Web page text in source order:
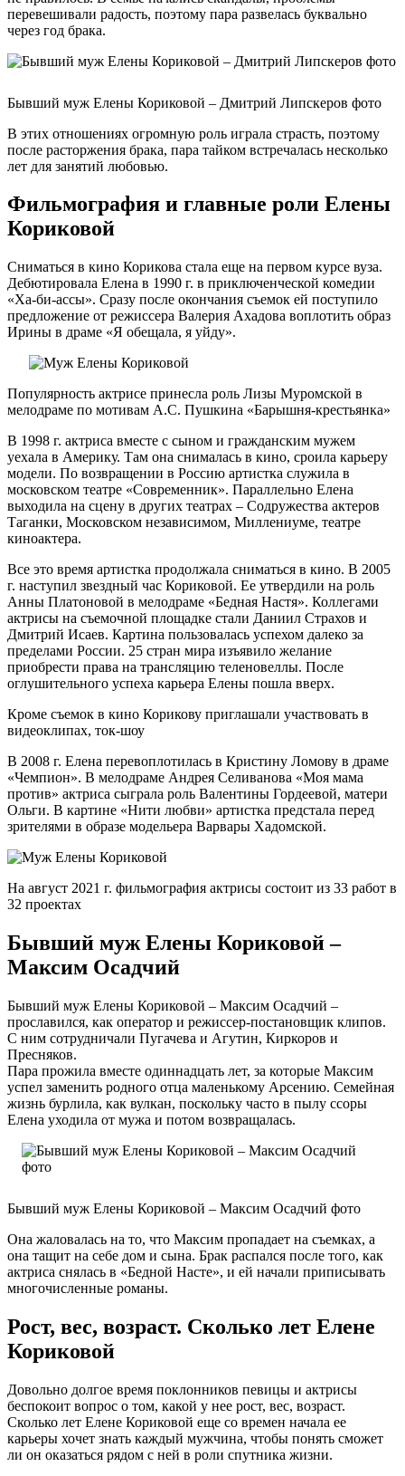
перевешивали радость, поэтому пара развелась буквально
через год брака.
Бывший муж Елены Кориковой – Дмитрий Липскеров фото
В этих отношениях огромную роль играла страсть, поэтому
после расторжения брака, пара тайком встречалась несколько
лет для занятий любовью.
Фильмография и главные роли Елены
Кориковой
Сниматься в кино Корикова стала еще на первом курсе вуза.
Дебютировала Елена в 1990 г. в приключенческой комедии
«Ха-би-ассы». Сразу после окончания съемок ей поступило
предложение от режиссера Валерия Ахадова воплотить образ
Ирины в драме «Я обещала, я уйду».
Популярность актрисе принесла роль Лизы Муромской в
мелодраме по мотивам А.С. Пушкина «Барышня-крестьянка»
В 1998 г. актриса вместе с сыном и гражданским мужем
уехала в Америку. Там она снималась в кино, сроила карьеру
модели. По возвращении в Россию артистка служила в
московском театре «Современник». Параллельно Елена
выходила на сцену в других театрах – Содружества актеров
Таганки, Московском независимом, Миллениуме, театре
киноактера.
Все это время артистка продолжала сниматься в кино. В 2005
г. наступил звездный час Кориковой. Ее утвердили на роль
Анны Платоновой в мелодраме «Бедная Настя». Коллегами
актрисы на съемочной площадке стали Даниил Страхов и
Дмитрий Исаев. Картина пользовалась успехом далеко за
пределами России. 25 стран мира изъявило желание
приобрести права на трансляцию теленовеллы. После
оглушительного успеха карьера Елены пошла вверх.
Кроме съемок в кино Корикову приглашали участвовать в
видеоклипах, ток-шоу
В 2008 г. Елена перевоплотилась в Кристину Ломову в драме
«Чемпион». В мелодраме Андрея Селиванова «Моя мама
против» актриса сыграла роль Валентины Гордеевой, матери
Ольги. В картине «Нити любви» артистка предстала перед
зрителями в образе модельера Варвары Хадомской.
На август 2021 г. фильмография актрисы состоит из 33 работ в
32 проектах
Бывший муж Елены Кориковой –
Максим Осадчий
Бывший муж Елены Кориковой – Максим Осадчий –
прославился, как оператор и режиссер-постановщик клипов.
С ним сотрудничали Пугачева и Агутин, Киркоров и
Пресняков.
Пара прожила вместе одиннадцать лет, за которые Максим
успел заменить родного отца маленькому Арсению. Семейная
жизнь бурлила, как вулкан, поскольку часто в пылу ссоры
Елена уходила от мужа и потом возвращалась.
Бывший муж Елены Кориковой – Максим Осадчий фото
Она жаловалась на то, что Максим пропадает на съемках, а
она тащит на себе дом и сына. Брак распался после того, как
актриса снялась в «Бедной Насте», и ей начали приписывать
многочисленные романы.
Рост, вес, возраст. Сколько лет Елене
Кориковой
Довольно долгое время поклонников певицы и актрисы
беспокоит вопрос о том, какой у нее рост, вес, возраст.
Сколько лет Елене Кориковой еще со времен начала ее
карьеры хочет знать каждый мужчина, чтобы понять сможет
ли он оказаться рядом с ней в роли спутника жизни.